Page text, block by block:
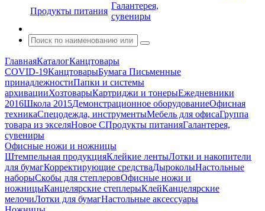
Продукты питания
Галантерея,
сувениры
ГлавнаяКаталогКанцтовары
COVID-19КанцтоварыБумага Письменные
принадлежностиПапки и системы
архивацииХозтоварыКартриджи и тонерыЕжедневники
2016Школа 2015Демонстрационное оборудованиеОфисная
техникаСпецодежда, инструментыМебель для офисаГруппа
товара из экселяНовое СПродукты питанияГалантерея,
сувениры
Офисные ножи и ножницы
Штемпельная продукцияКлейкие лентыЛотки и накопители
для бумагКорректирующие средстваДыроколыНастольные
наборыСкобы для степлеровОфисные ножи и
ножницыКанцелярские степлерыКлейКанцелярские
мелочиЛотки для бумагНастольные аксессуары